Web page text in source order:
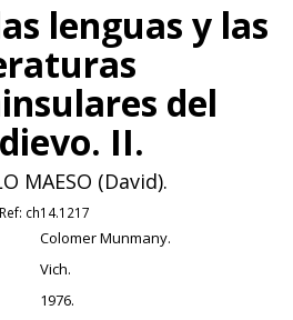
lenguas y las
del
II.
MAESO (David).
Ref: ch14.1217
Colomer Munmany.
Vich.
1976.